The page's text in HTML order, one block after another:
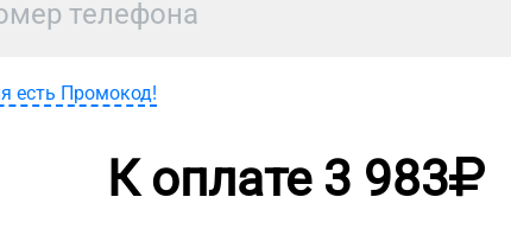
есть Промокод!
К оплате 3 983